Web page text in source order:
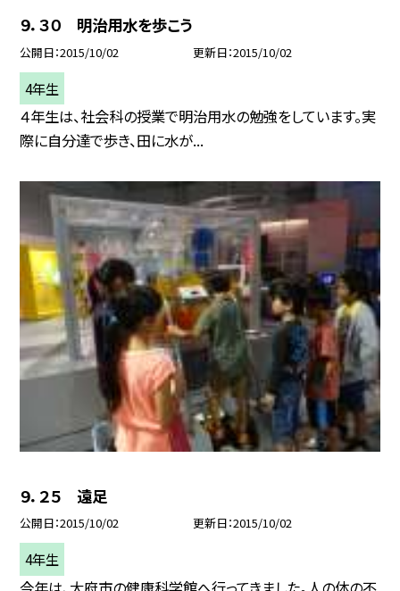
９．３０ 明治用水を歩こう
公開日 2015/10/02 更新日 2015/10/02
4年生
４年生は、社会科の授業で明治用水の勉強をしています。実
際に自分達で歩き、田に水が...
９．２５ 遠足
公開日 2015/10/02 更新日 2015/10/02
4年生